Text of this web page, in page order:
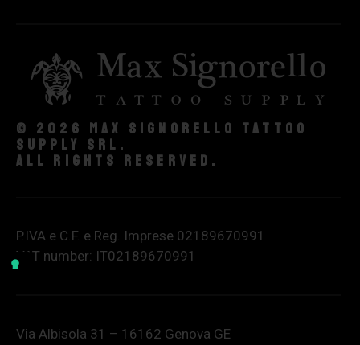
© 2026 Max Signorello Tattoo
supply srl.
All rights reserved.
P.IVA e C.F. e Reg. Imprese 02189670991
VAT number: IT02189670991
Via Albisola 31 – 16162 Genova GE